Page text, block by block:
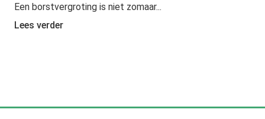
Een borstvergroting is niet zomaar...
Lees verder